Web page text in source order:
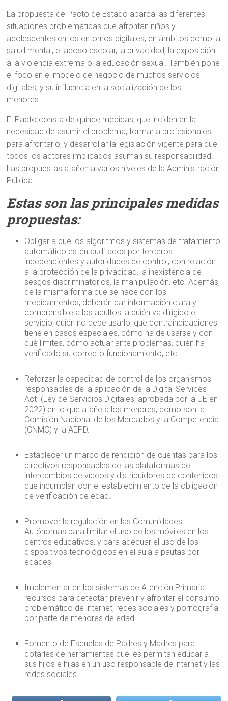
La propuesta de Pacto de Estado abarca las diferentes
situaciones problemáticas que afrontan niños y
adolescentes en los entornos digitales, en ámbitos como la
salud mental, el acoso escolar, la privacidad, la exposición
a la violencia extrema o la educación sexual. También pone
el foco en el modelo de negocio de muchos servicios
digitales, y su influencia en la socialización de los
menores.
El Pacto consta de quince medidas, que inciden en la
necesidad de asumir el problema, formar a profesionales
para afrontarlo, y desarrollar la legislación vigente para que
todos los actores implicados asuman su responsabilidad.
Las propuestas atañen a varios niveles de la Administración
Pública.
Estas son las principales medidas
propuestas:
Obligar a que los algoritmos y sistemas de tratamiento
automático estén auditados por terceros
independientes y autoridades de control, con relación
a la protección de la privacidad, la inexistencia de
sesgos discriminatorios, la manipulación, etc. Además,
de la misma forma que se hace con los
medicamentos, deberán dar información clara y
comprensible a los adultos: a quién va dirigido el
servicio, quién no debe usarlo, que contraindicaciones
tiene en casos especiales, cómo ha de usarse y con
qué limites, cómo actuar ante problemas, quién ha
verificado su correcto funcionamiento, etc.
Reforzar la capacidad de control de los organismos
responsables de la aplicación de la Digital Services
Act (Ley de Servicios Digitales, aprobada por la UE en
2022) en lo que atañe a los menores, como son la
Comisión Nacional de los Mercados y la Competencia
(CNMC) y la AEPD.
Establecer un marco de rendición de cuentas para los
directivos responsables de las plataformas de
intercambios de vídeos y distribuidores de contenidos
que incumplan con el establecimiento de la obligación
de verificación de edad.
Promover la regulación en las Comunidades
Autónomas para limitar el uso de los móviles en los
centros educativos, y para adecuar el uso de los
dispositivos tecnológicos en el aula a pautas por
edades.
Implementar en los sistemas de Atención Primaria
recursos para detectar, prevenir y afrontar el consumo
problemático de internet, redes sociales y pornografía
por parte de menores de edad.
Fomento de Escuelas de Padres y Madres para
dotarles de herramientas que les permitan educar a
sus hijos e hijas en un uso responsable de internet y las
redes sociales.